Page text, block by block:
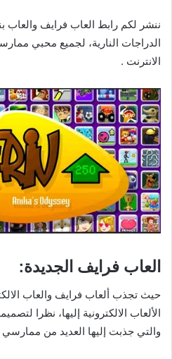
ننشر لكم رابط العاب فرايف
الدراجات النارية، لجميع محبي
الانترنت .
العاب فرايف الجديدة:
حيث تجذب ألعاب فرايف والعاب
الألعاب الالكترونية إليها، نظرا
والتي جذبت إليها العديد من ممارسي